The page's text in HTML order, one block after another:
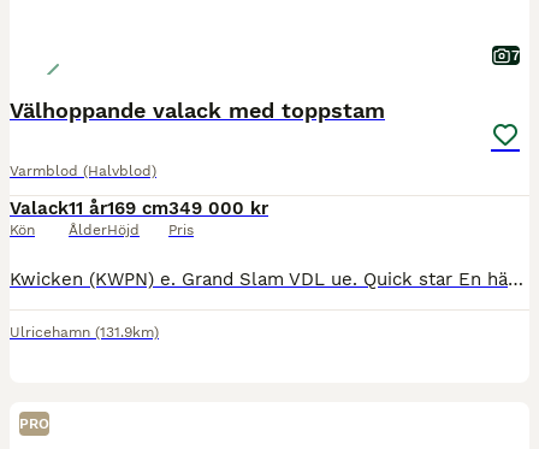
7
Välhoppande valack med toppstam
Varmblod (Halvblod)
Valack
Kön
11 år
Ålder
169 cm
Höjd
349 000 kr
Pris
Kwicken (KWPN) e. Grand Slam VDL ue. Quick star En häst med mycket kapacitet som både är försiktig och modig. Hoppar alla hindertyper. Kan alla skolor i dressyren. Sent tagen som tävlingshäst då fö
Ulricehamn (131.9km)
PRO